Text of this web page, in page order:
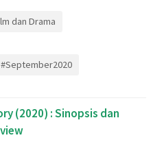
dan Drama
#September2020
(2020) : Sinopsis dan